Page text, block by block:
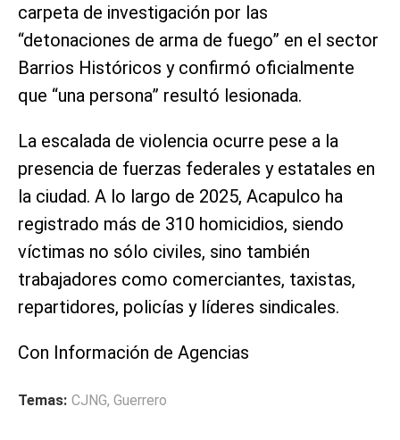
carpeta de investigación por las
“detonaciones de arma de fuego” en el sector
Barrios Históricos y confirmó oficialmente
que “una persona” resultó lesionada.
La escalada de violencia ocurre pese a la
presencia de fuerzas federales y estatales en
la ciudad. A lo largo de 2025, Acapulco ha
registrado más de 310 homicidios, siendo
víctimas no sólo civiles, sino también
trabajadores como comerciantes, taxistas,
repartidores, policías y líderes sindicales.
Con Información de Agencias
Temas: CJNG, Guerrero